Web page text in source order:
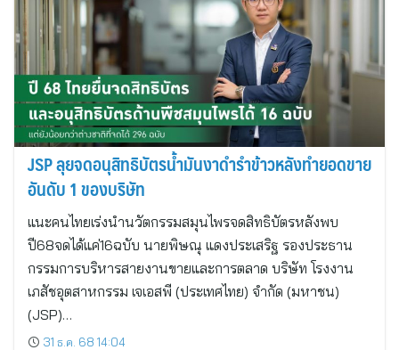
JSP ลุยจดอนุสิทธิบัตรน้ำมันงาดำรำข้าวหลังทำยอดขาย
อันดับ 1 ของบริษัท
แนะคนไทยเร่งนำนวัตกรรมสมุนไพรจดสิทธิบัตรหลังพบ
ปี68จดได้แค่16ฉบับ นายพิษณุ แดงประเสริฐ รองประธาน
กรรมการบริหารสายงานขายและการตลาด บริษัท โรงงาน
เภสัชอุตสาหกรรม เจเอสพี (ประเทศไทย) จำกัด (มหาชน)
(JSP)…
31 ธ.ค. 68 14:04